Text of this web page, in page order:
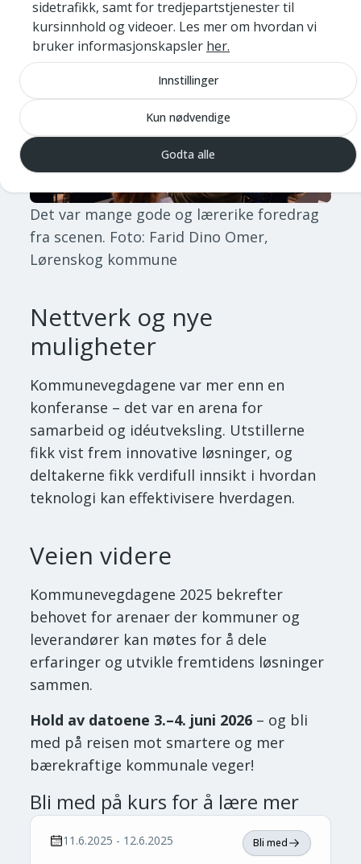
sikkerhetskultur traff et lydhørt publikum.
Det var mange gode og lærerike foredrag
fra scenen. Foto: Farid Dino Omer,
Lørenskog kommune
Nettverk og nye
muligheter
Kommunevegdagene var mer enn en
konferanse – det var en arena for
samarbeid og idéutveksling. Utstillerne
fikk vist frem innovative løsninger, og
deltakerne fikk verdifull innsikt i hvordan
teknologi kan effektivisere hverdagen.
Veien videre
Kommunevegdagene 2025 bekrefter
behovet for arenaer der kommuner og
leverandører kan møtes for å dele
erfaringer og utvikle fremtidens løsninger
sammen.
Hold av datoene 3.–4. juni 2026 – og bli
med på reisen mot smartere og mer
bærekraftige kommunale veger!
Bli med på kurs for å lære mer
11.6.2025 - 12.6.2025 Bli med
sidetrafikk, samt for tredjepartstjenester til
kursinnhold og videoer. Les mer om hvordan vi
bruker informasjonskapsler her.
Innstillinger
Kun nødvendige
Godta alle